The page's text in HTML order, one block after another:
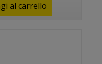
al carrello